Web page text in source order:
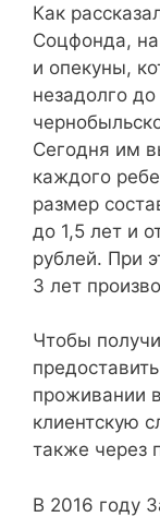
Как
Соцфонда,
и опекуны,
незадолго
Сегодня им
каждого
размер
до 1,5 лет и
рублей. При
3 лет
Чтобы
проживании
клиентскую
также через
В 2016 году